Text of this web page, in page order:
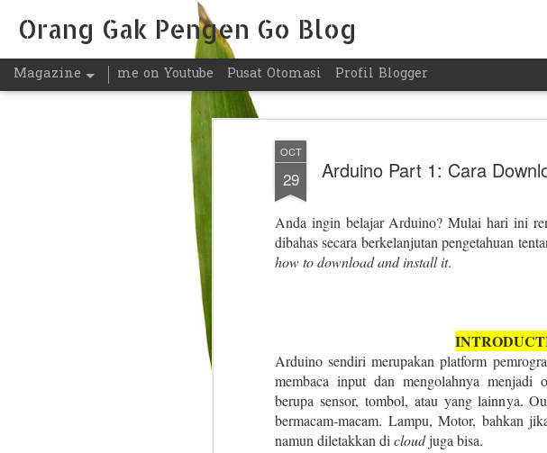
OCT
29 Arduino Part 1: Cara
Anda ingin belajar Arduino? Mulai hari ini
dibahas secara berkelanjutan pengetahuan
how to downloadand install it.
Arduino sendiri merupakan platform
membaca input dan mengolahnya menjadi
berupa sensor, tombol, atau yang lainnya.
bermacam-macam. Lampu, Motor, bahkan
namun diletakkan di cloudjuga bisa.
Orang Gak Pengen Go Blog
Magazine me on Youtube Pusat Otomasi Profil Blogger